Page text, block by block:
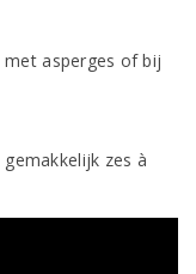
asperges of bij
zes à